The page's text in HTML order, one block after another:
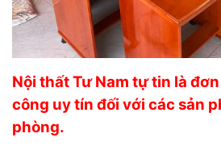
Nội thất Tư Nam tự tin là
công uy tín đối với các sản
phòng.